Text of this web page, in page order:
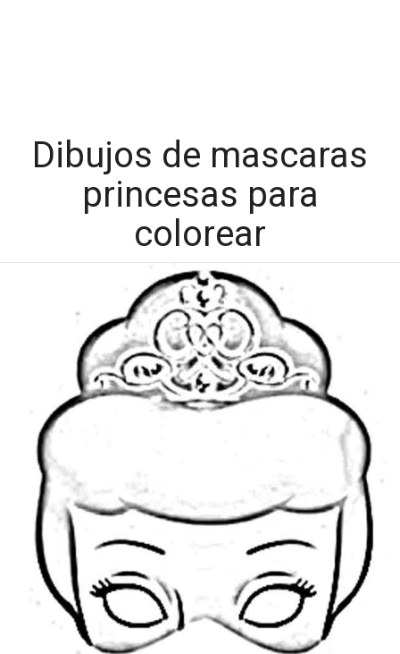
Dibujos de mascaras
princesas para
colorear